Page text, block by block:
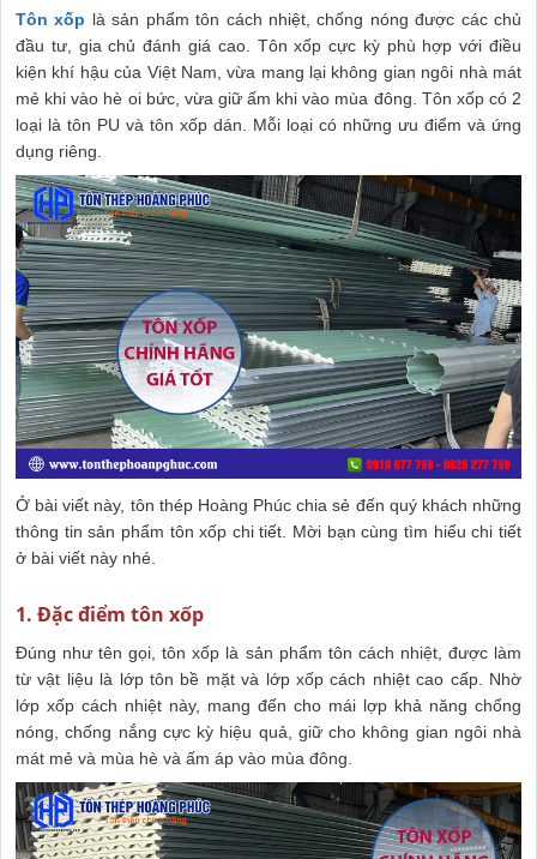
Tôn xốp là sản phẩm tôn cách nhiệt, chống nóng được các chủ
đầu tư, gia chủ đánh giá cao. Tôn xốp cực kỳ phù hợp với điều
kiện khí hậu của Việt Nam, vừa mang lại không gian ngôi nhà mát
mẻ khi vào hè oi bức, vừa giữ ấm khi vào mùa đông. Tôn xốp có 2
loại là tôn PU và tôn xốp dán. Mỗi loại có những ưu điểm và ứng
dụng riêng.
Ở bài viết này, tôn thép Hoàng Phúc chia sẻ đến quý khách những
thông tin sản phẩm tôn xốp chi tiết. Mời bạn cùng tìm hiểu chi tiết
ở bài viết này nhé.
1. Đặc điểm tôn xốp
Đúng như tên gọi, tôn xốp là sản phẩm tôn cách nhiệt, được làm
từ vật liệu là lớp tôn bề mặt và lớp xốp cách nhiệt cao cấp. Nhờ
lớp xốp cách nhiệt này, mang đến cho mái lợp khả năng chống
nóng, chống nắng cực kỳ hiệu quả, giữ cho không gian ngôi nhà
mát mẻ và mùa hè và ấm áp vào mùa đông.